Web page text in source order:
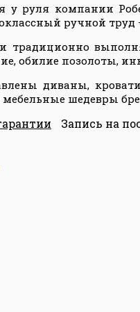
руля компании
ручной
традиционно
обилие позолоты,
диваны,
мебельные шедевры
Запись на